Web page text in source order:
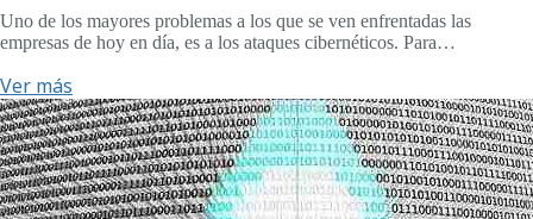
Uno de los mayores problemas a los que se ven enfrentadas las
empresas de hoy en día, es a los ataques cibernéticos. Para…
Ver más